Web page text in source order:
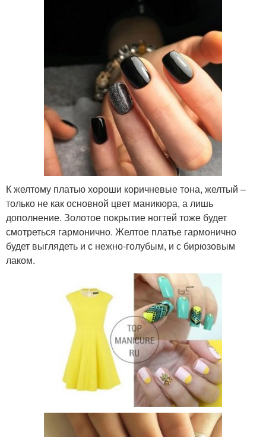
К желтому платью хороши коричневые тона, желтый –
только не как основной цвет маникюра, а лишь
дополнение. Золотое покрытие ногтей тоже будет
смотреться гармонично. Желтое платье гармонично
будет выглядеть и с нежно-голубым, и с бирюзовым
лаком.